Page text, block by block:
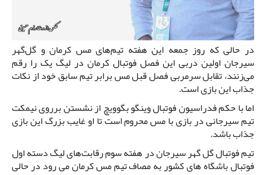
در حالی که روز جمعه این هفته تیم‌های مس کرمان و گل‌گهر
سیرجان اولین دربی این فصل فوتبال کرمان در لیگ یک را رقم
می‌زنند، تقابل سرمربی فصل قبل مس برابر تیم سابق خود از نکات
جذاب این بازی است.
اما با حکم فدراسیون فوتبال وینگو بگوویچ از نشستن برروی نیمکت
تیم سیرجانی در بازی با مس محروم است تا او غایب بزرگ این بازی
جذاب باشد.
تیم فوتبال گل گهر سیرجان در هفته سوم رقابت‌های لیگ دسته اول
فوتبال باشگاه های کشور به مصاف تیم مس کرمان می رود در حالی